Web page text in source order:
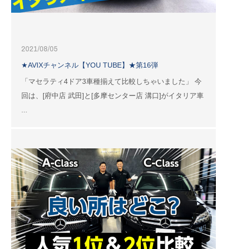
2021/08/05
★AVIXチャンネル【YOU TUBE】★第16弾
「マセラティ4ドア3車種揃えて比較しちゃいました」 今
回は、[府中店 武田]と[多摩センター店 溝口]がイタリア車